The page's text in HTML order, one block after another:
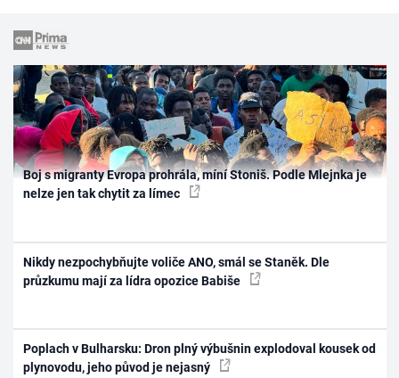
Boj s migranty Evropa prohrála, míní Stoniš. Podle Mlejnka je
nelze jen tak chytit za límec
Nikdy nezpochybňujte voliče ANO, smál se Staněk. Dle
průzkumu mají za lídra opozice Babiše
Poplach v Bulharsku: Dron plný výbušnin explodoval kousek od
plynovodu, jeho původ je nejasný